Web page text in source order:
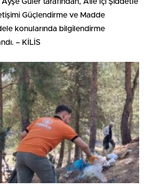
Güçlendirme ve Madde
konularında bilgilendirme
– KİLİS